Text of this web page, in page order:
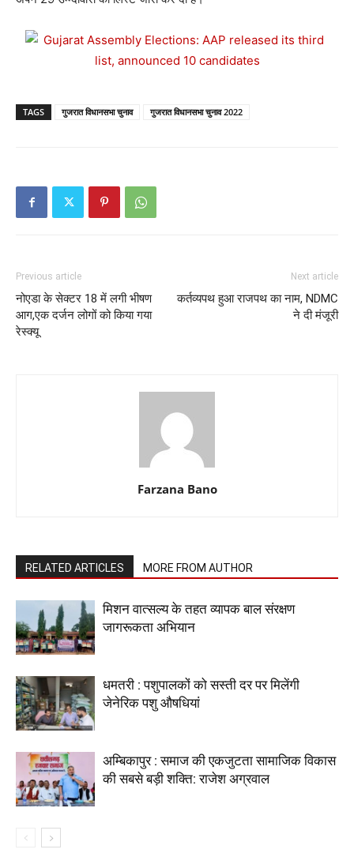
TAGS गुजरात विधानसभा चुनाव गुजरात विधानसभा चुनाव 2022
Previous article
नोएडा के सेक्टर 18 में लगी भीषण
आग,एक दर्जन लोगों को किया गया
रेस्क्यू
Next article
कर्तव्यपथ हुआ राजपथ का नाम, NDMC
ने दी मंजूरी
Farzana Bano
RELATED ARTICLES MORE FROM AUTHOR
मिशन वात्सल्य के तहत व्यापक बाल संरक्षण
जागरूकता अभियान
धमतरी : पशुपालकों को सस्ती दर पर मिलेंगी
जेनेरिक पशु औषधियां
अम्बिकापुर : समाज की एकजुटता सामाजिक विकास
की सबसे बड़ी शक्ति: राजेश अग्रवाल